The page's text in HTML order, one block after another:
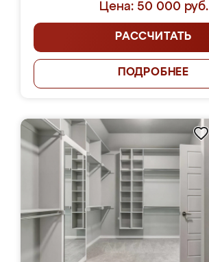
Цена: 50 000 руб.
РАССЧИТАТЬ
ПОДРОБНЕЕ